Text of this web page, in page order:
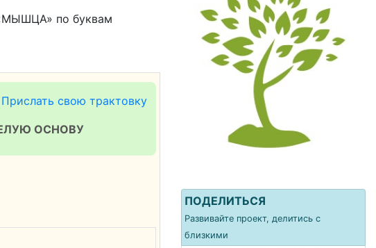
по буквам
Прислать свою трактовку
ОСНОВУ
ПОДЕЛИТЬСЯ
Развивайте проект, делитись с
близкими